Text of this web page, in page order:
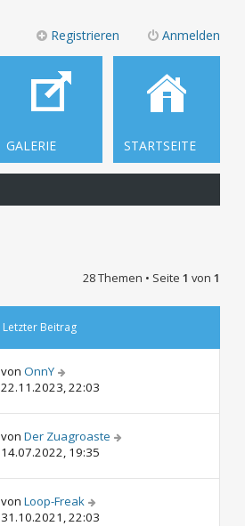
Anmelden
Registrieren
STARTSEITE
GALERIE
28 Themen • Seite 1 von 1
Letzter Beitrag
von OnnY
22.11.2023, 22:03
von Der Zuagroaste
14.07.2022, 19:35
von Loop-Freak
31.10.2021, 22:03